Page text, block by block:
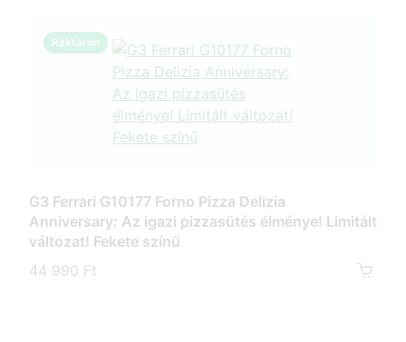
Raktáron
G3 Ferrari G10177 Forno Pizza Delizia
Anniversary: Az igazi pizzasütés élménye! Limitált
változat! Fekete színű
44 990 Ft